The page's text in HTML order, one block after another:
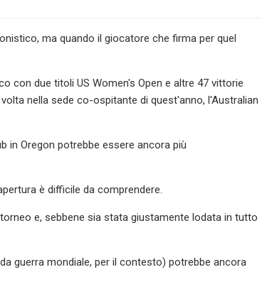
ma quando il giocatore che firma per quel
con due titoli US Women's Open e altre 47 vittorie
nella sede co-ospitante di quest'anno, l'Australian
in Oregon potrebbe essere ancora più
è difficile da comprendere.
e, sebbene sia stata giustamente lodata in tutto
guerra mondiale, per il contesto) potrebbe ancora